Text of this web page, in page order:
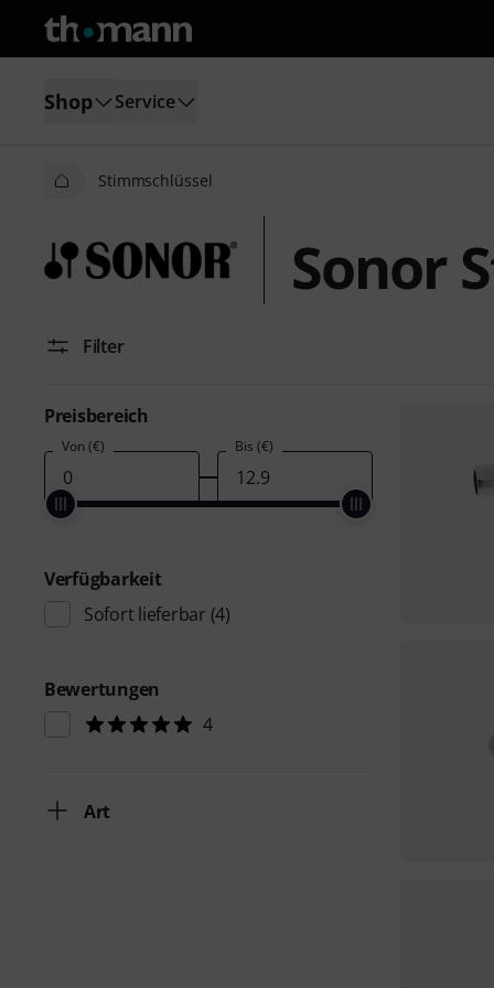
Shop Service
Stimmschlüssel
Sonor
Filter
Preisbereich
Von (€) Bis (€)
Verfügbarkeit
Sofort lieferbar (4)
Bewertungen
4
Art